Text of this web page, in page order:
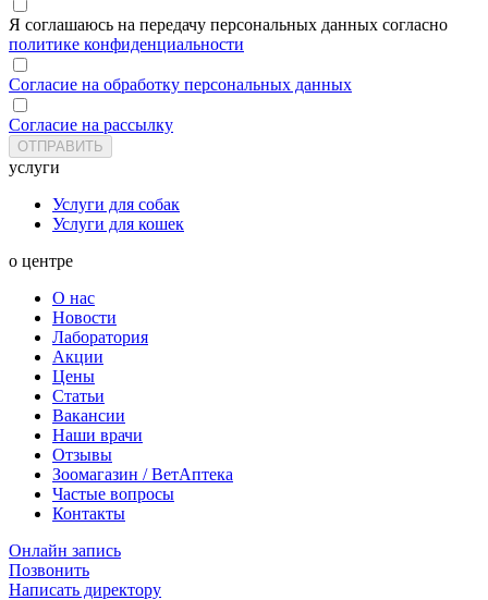
Я соглашаюсь на передачу персональных данных согласно
политике конфиденциальности
Согласие на обработку персональных данных
Согласие на рассылку
услуги
Услуги для собак
Услуги для кошек
о центре
О нас
Новости
Лаборатория
Акции
Цены
Статьи
Вакансии
Наши врачи
Отзывы
Зоомагазин / ВетАптека
Частые вопросы
Контакты
Онлайн запись
Позвонить
Написать директору